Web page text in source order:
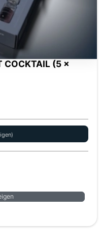
COCKTAIL (5 x